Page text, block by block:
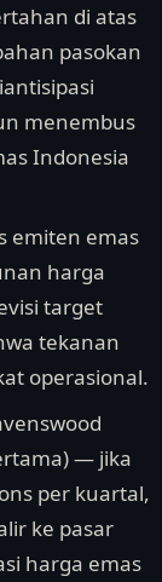
di atas
pasokan
menembus
Indonesia
emiten emas
harga
target
tekanan
operasional.
— jika
per kuartal,
ke pasar
harga emas